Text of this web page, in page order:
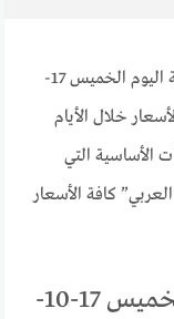
يهتم المواطنون بمعرفة أسعار الخضار والفاكهة اليوم الخميس 17-
خلال الأيام
الأساسية التي
كافة الأسعار
أسعار الخضار والفاكهة اليوم الخميس 17-10-